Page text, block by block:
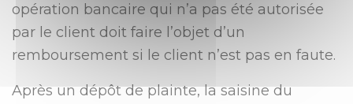
opération bancaire qui n’a pas été autorisée
par le client doit faire l’objet d’un
remboursement si le client n’est pas en faute.
Après un dépôt de plainte, la saisine du